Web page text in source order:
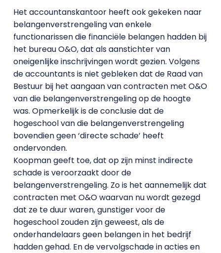
Het accountanskantoor heeft ook gekeken naar
belangenverstrengeling van enkele
functionarissen die financiële belangen hadden bij
het bureau O&O, dat als aanstichter van
oneigenlijke inschrijvingen wordt gezien. Volgens
de accountants is niet gebleken dat de Raad van
Bestuur bij het aangaan van contracten met O&O
van die belangenverstrengeling op de hoogte
was. Opmerkelijk is de conclusie dat de
hogeschool van die belangenverstrengeling
bovendien geen ‘directe schade’ heeft
ondervonden.
Koopman geeft toe, dat op zijn minst indirecte
schade is veroorzaakt door de
belangenverstrengeling. Zo is het aannemelijk dat
contracten met O&O waarvan nu wordt gezegd
dat ze te duur waren, gunstiger voor de
hogeschool zouden zijn geweest, als de
onderhandelaars geen belangen in het bedrijf
hadden gehad. En de vervolgschade in acties en